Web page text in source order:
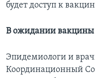
будет доступ к
В ожидании вакцины
Эпидемиологи и
Координационный